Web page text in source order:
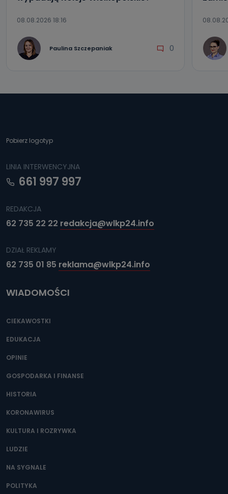
08.08.2026 18:16
Paulina Szczepaniak 0
Pobierz logotyp
LINIA INTERWENCYJNA
661 997 997
REDAKCJA
62 735 22 22 redakcja@wlkp24.info
DZIAŁ REKLAMY
62 735 01 85 reklama@wlkp24.info
WIADOMOŚCI
CIEKAWOSTKI
EDUKACJA
OPINIE
GOSPODARKA I FINANSE
HISTORIA
KORONAWIRUS
KULTURA I ROZRYWKA
LUDZIE
NA SYGNALE
POLITYKA